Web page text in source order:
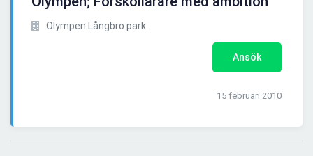
Olympen Långbro park
Ansök
15 februari 2010